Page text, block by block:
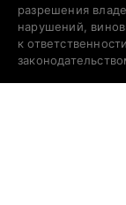
разрешения
нарушений,
к